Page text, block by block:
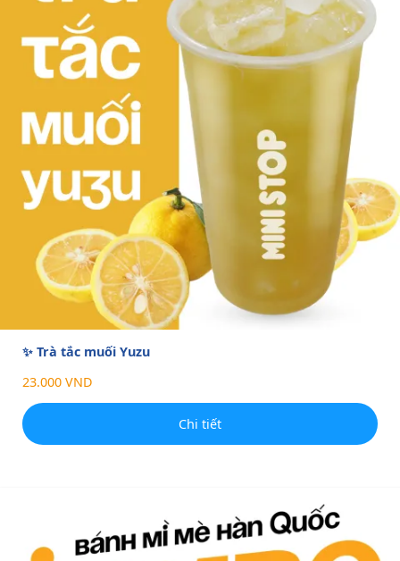
✨ Trà tắc muối Yuzu
23.000 VND
Chi tiết